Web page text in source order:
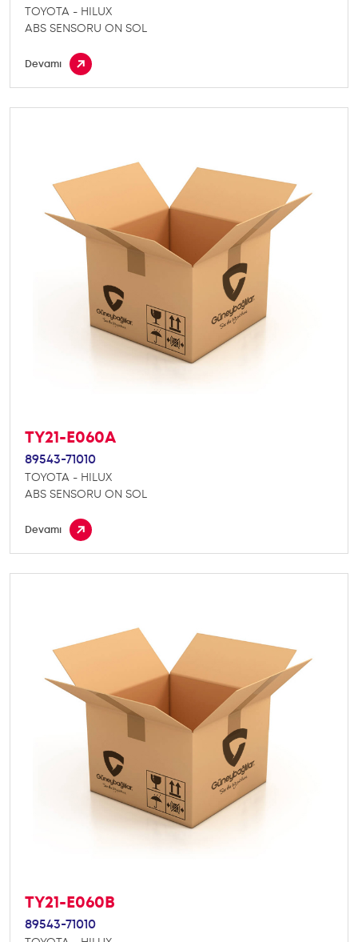
TOYOTA - HILUX
ABS SENSORU ON SOL
Devamı
TY21-E060A
89543-71010
TOYOTA - HILUX
ABS SENSORU ON SOL
Devamı
TY21-E060B
89543-71010